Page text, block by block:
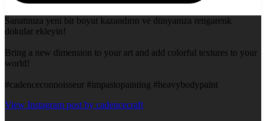
Sanatınıza yeni bir boyut kazandırın ve dünyanıza rengarenk
dokular ekleyin!
Bring a new dimension to your art and add colorful textures to your
world!
#cadenceconnoisseur #impastopainting #heavybodypaint
View Instagram post by cadencecraft